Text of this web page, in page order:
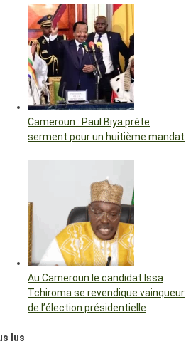
Cameroun : Paul Biya prête
serment pour un huitième mandat
Au Cameroun le candidat Issa
Tchiroma se revendique vainqueur
de l’élection présidentielle
lus